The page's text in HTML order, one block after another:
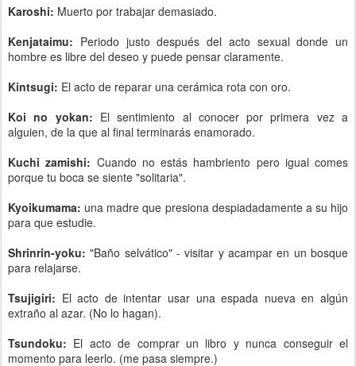
Karoshi: Muerto por trabajar demasiado.
Kenjataimu: Periodo justo después del acto sexual donde un
hombre es libre del deseo y puede pensar claramente.
Kintsugi: El acto de reparar una cerámica rota con oro.
Koi no yokan: El sentimiento al conocer por primera vez a
alguien, de la que al final terminarás enamorado.
Kuchi zamishi: Cuando no estás hambriento pero igual comes
porque tu boca se siente "solitaria".
Kyoikumama: una madre que presiona despiadadamente a su hijo
para que estudie.
Shrinrin-yoku: "Baño selvático" - visitar y acampar en un bosque
para relajarse.
Tsujigiri: El acto de intentar usar una espada nueva en algún
extraño al azar. (No lo hagan).
Tsundoku: El acto de comprar un libro y nunca conseguir el
momento para leerlo. (me pasa siempre.)